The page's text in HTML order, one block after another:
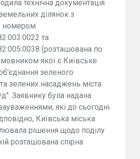
технічна документація
ділянок з
номером
та
(розташована по
якої є Київське
зеленого
зелених насаджень міста
Заявнику була надана
які до сьогодні
Київська міська
рішення щодо поділу
розташована спірна